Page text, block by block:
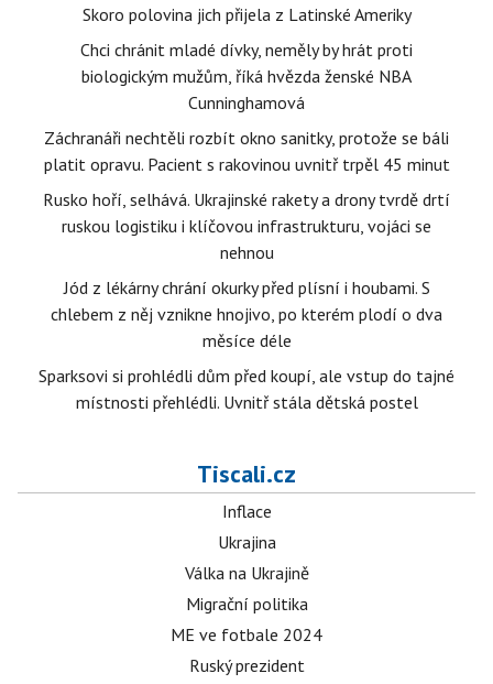
Skoro polovina jich přijela z Latinské Ameriky
Chci chránit mladé dívky, neměly by hrát proti
biologickým mužům, říká hvězda ženské NBA
Cunninghamová
Záchranáři nechtěli rozbít okno sanitky, protože se báli
platit opravu. Pacient s rakovinou uvnitř trpěl 45 minut
Rusko hoří, selhává. Ukrajinské rakety a drony tvrdě drtí
ruskou logistiku i klíčovou infrastrukturu, vojáci se
nehnou
Jód z lékárny chrání okurky před plísní i houbami. S
chlebem z něj vznikne hnojivo, po kterém plodí o dva
měsíce déle
Sparksovi si prohlédli dům před koupí, ale vstup do tajné
místnosti přehlédli. Uvnitř stála dětská postel
Tiscali.cz
Inflace
Ukrajina
Válka na Ukrajině
Migrační politika
ME ve fotbale 2024
Ruský prezident